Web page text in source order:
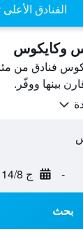
الفنادق الأعلى
وكايكوس
فنادق من
- ج 14/8
بحث